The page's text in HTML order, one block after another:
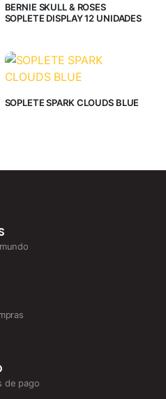
BERNIE SKULL & ROSES
SOPLETE DISPLAY 12 UNIDADES
SOPLETE SPARK CLOUDS BLUE
de pago